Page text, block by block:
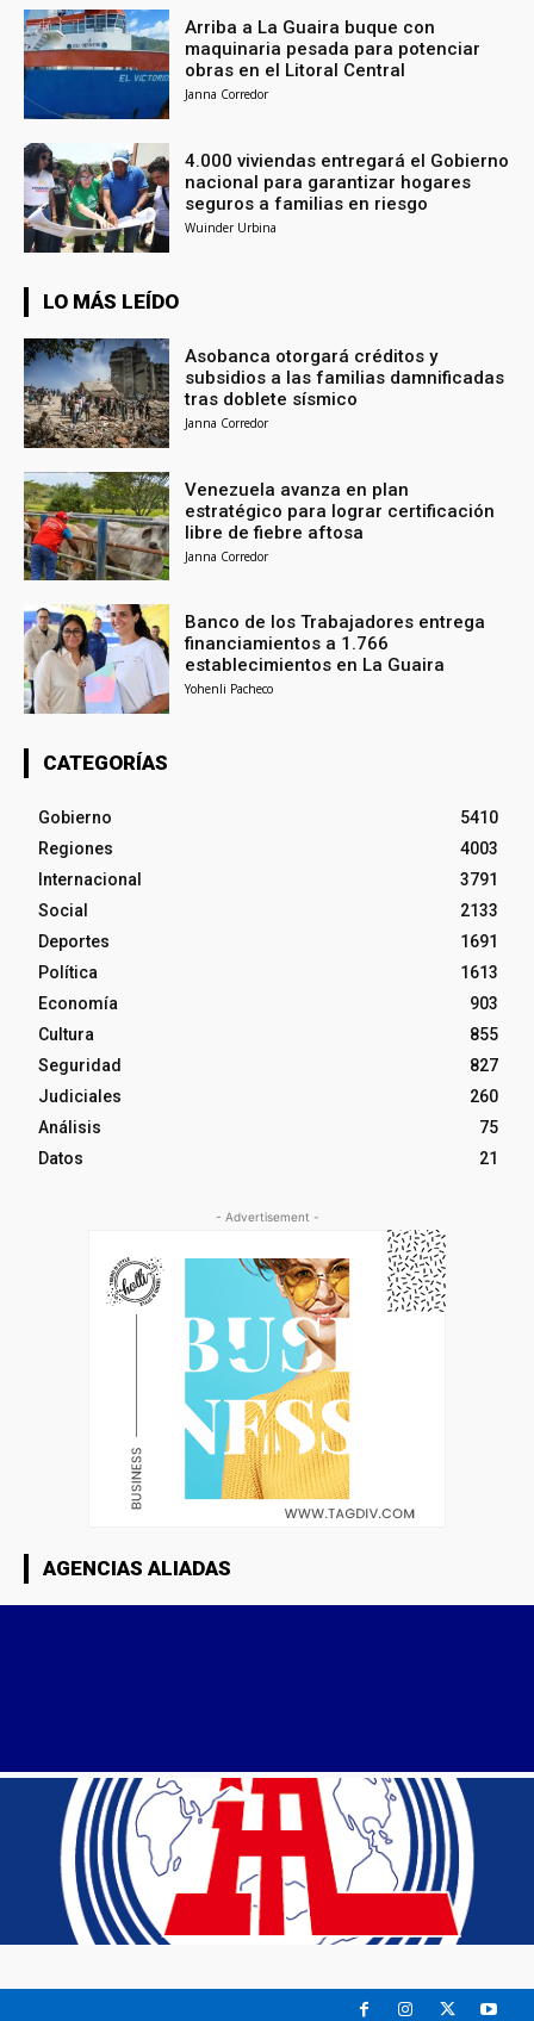
Arriba a La Guaira buque con
maquinaria pesada para potenciar
obras en el Litoral Central
Janna Corredor
4.000 viviendas entregará el Gobierno
nacional para garantizar hogares
seguros a familias en riesgo
Wuinder Urbina
LO MÁS LEÍDO
Asobanca otorgará créditos y
subsidios a las familias damnificadas
tras doblete sísmico
Janna Corredor
Venezuela avanza en plan
estratégico para lograr certificación
libre de fiebre aftosa
Janna Corredor
Banco de los Trabajadores entrega
financiamientos a 1.766
establecimientos en La Guaira
Yohenli Pacheco
CATEGORÍAS
Gobierno
5410
Regiones
4003
Internacional
3791
Social
2133
Deportes
1691
Política
1613
Economía
903
Cultura
855
Seguridad
827
Judiciales
260
Análisis
75
Datos
21
- Advertisement -
AGENCIAS ALIADAS